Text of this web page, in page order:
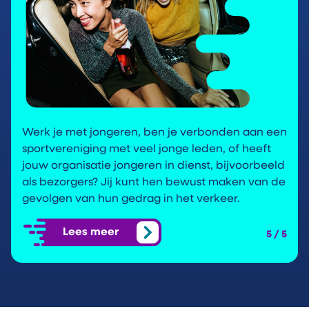
Werk je met jongeren, ben je verbonden aan een
sportvereniging met veel jonge leden, of heeft
jouw organisatie jongeren in dienst, bijvoorbeeld
als bezorgers? Jij kunt hen bewust maken van de
gevolgen van hun gedrag in het verkeer.
Lees meer 5 / 5